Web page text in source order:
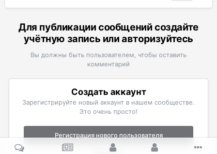
Для публикации сообщений создайте
учётную запись или авторизуйтесь
Вы должны быть пользователем, чтобы оставить
комментарий
Создать аккаунт
Зарегистрируйте новый аккаунт в нашем сообществе.
Это очень просто!
Регистрация нового пользователя